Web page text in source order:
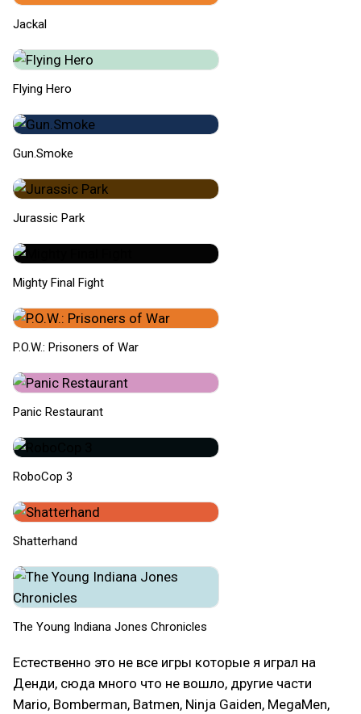
Jackal
Flying Hero
Gun.Smoke
Jurassic Park
Mighty Final Fight
P.O.W.: Prisoners of War
Panic Restaurant
RoboCop 3
Shatterhand
The Young Indiana Jones Chronicles
Естественно это не все игры которые я играл на
Денди, сюда много что не вошло, другие части
Mario, Bomberman, Batmen, Ninja Gaiden, MegaMen,